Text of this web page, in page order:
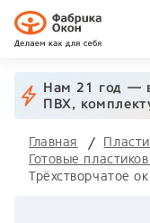
Нам 21 год —
ПВХ,
Главная
Готовые
Трёхстворчатое